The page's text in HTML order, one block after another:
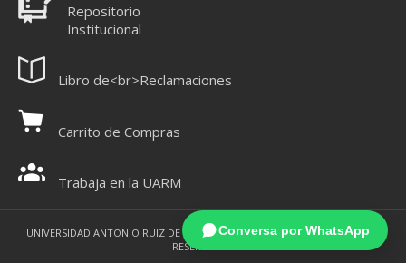
Repositorio
Institucional
Libro de<br>Reclamaciones
Carrito de Compras
Trabaja en la UARM
UNIVERSIDAD ANTONIO RUIZ DE MONTOYA 2021 - TODOS LOS DERECHOS
RESERVADOS
Conversa por WhatsApp